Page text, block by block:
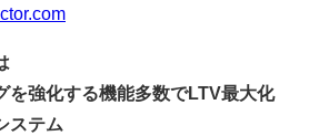
を強化する機能多数でLTV最大化
ステム